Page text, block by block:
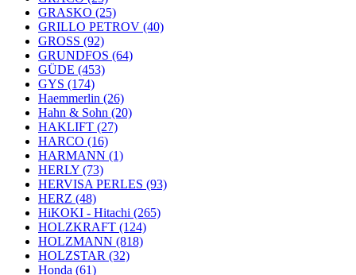
GRASKO (25)
GRILLO PETROV (40)
GROSS (92)
GRUNDFOS (64)
GÜDE (453)
GYS (174)
Haemmerlin (26)
Hahn & Sohn (20)
HAKLIFT (27)
HARCO (16)
HARMANN (1)
HERLY (73)
HERVISA PERLES (93)
HERZ (48)
HiKOKI - Hitachi (265)
HOLZKRAFT (124)
HOLZMANN (818)
HOLZSTAR (32)
Honda (61)